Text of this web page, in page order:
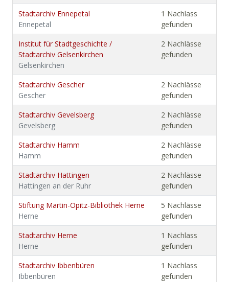
Stadtarchiv Ennepetal
Ennepetal
1 Nachlass
gefunden
Institut für Stadtgeschichte /
Stadtarchiv Gelsenkirchen
Gelsenkirchen
2 Nachlässe
gefunden
Stadtarchiv Gescher
Gescher
2 Nachlässe
gefunden
Stadtarchiv Gevelsberg
Gevelsberg
2 Nachlässe
gefunden
Stadtarchiv Hamm
Hamm
2 Nachlässe
gefunden
Stadtarchiv Hattingen
Hattingen an der Ruhr
2 Nachlässe
gefunden
Stiftung Martin-Opitz-Bibliothek Herne
Herne
5 Nachlässe
gefunden
Stadtarchiv Herne
Herne
1 Nachlass
gefunden
Stadtarchiv Ibbenbüren
Ibbenbüren
1 Nachlass
gefunden